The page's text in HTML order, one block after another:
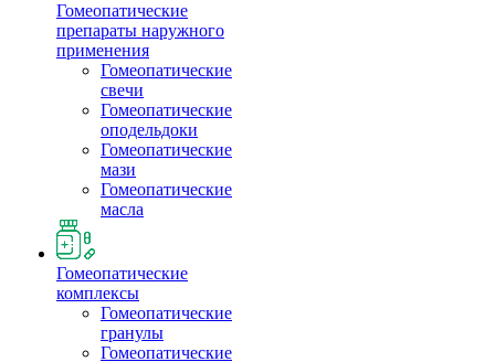
Гомеопатические
препараты наружного
применения
Гомеопатические
свечи
Гомеопатические
оподельдоки
Гомеопатические
мази
Гомеопатические
масла
Гомеопатические
комплексы
Гомеопатические
гранулы
Гомеопатические